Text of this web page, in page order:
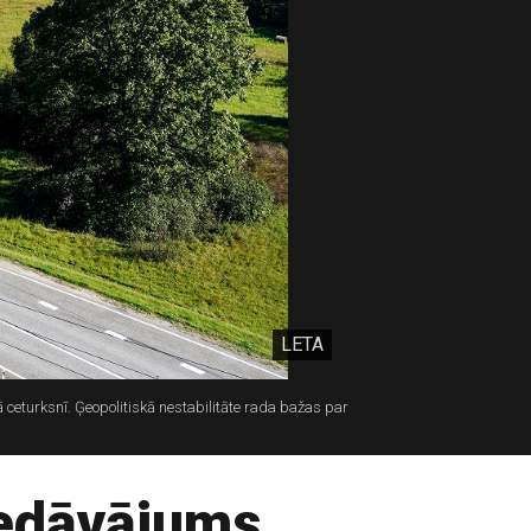
LETA
Ģeopolitiskā nestabilitāte rada bažas par